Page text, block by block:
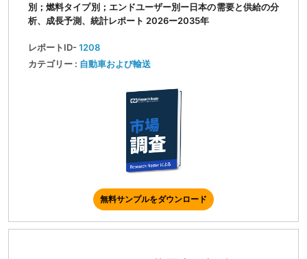
別；燃料タイプ別；エンドユーザー別ー日本の需要と供給の分
析、成長予測、統計レポート 2026ー2035年
レポートID-1208
カテゴリー : 自動車および輸送
無料サンプルをダウンロード